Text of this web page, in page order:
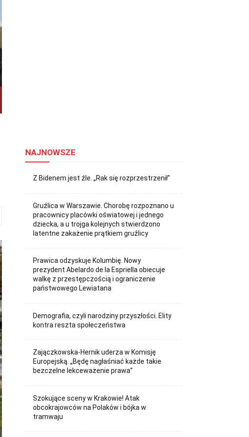
NAJNOWSZE
Z Bidenem jest źle. „Rak się rozprzestrzenił”
Gruźlica w Warszawie. Chorobę rozpoznano u
pracownicy placówki oświatowej i jednego
dziecka, a u trojga kolejnych stwierdzono
latentne zakażenie prątkiem gruźlicy
Prawica odzyskuje Kolumbię. Nowy
prezydent Abelardo de la Espriella obiecuje
walkę z przestępczością i ograniczenie
państwowego Lewiatana
Demografia, czyli narodziny przyszłości. Elity
kontra reszta społeczeństwa
Zajączkowska-Hernik uderza w Komisję
Europejską. „Będę nagłaśniać każde takie
bezczelne lekceważenie prawa”
Szokujące sceny w Krakowie! Atak
obcokrajowców na Polaków i bójka w
tramwaju